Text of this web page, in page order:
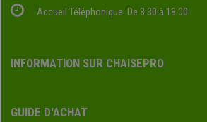
Accueil Téléphonique: De 8:30 à 18:00
INFORMATION SUR CHAISEPRO
GUIDE D'ACHAT